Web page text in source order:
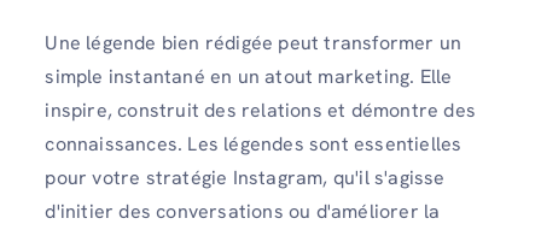
Une légende bien rédigée peut transformer un
simple instantané en un atout marketing. Elle
inspire, construit des relations et démontre des
connaissances. Les légendes sont essentielles
pour votre stratégie Instagram, qu'il s'agisse
d'initier des conversations ou d'améliorer la